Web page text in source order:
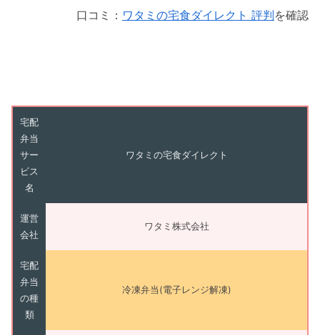
口コミ： ワタミの宅食ダイレクト 評判を確認
宅配
弁当
サー
ビス
名
ワタミの宅食ダイレクト
運営
会社
ワタミ株式会社
宅配
弁当
の種
類
冷凍弁当(電子レンジ解凍)